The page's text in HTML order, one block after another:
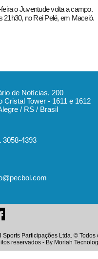
o Juventude volta a campo.
21h30, no Rei Pelé, em Maceió.
de Notícias, 200
Cristal Tower - 1611 e 1612
/ RS / Brasil
3058-4393
Sports Participações Ltda. © Todos
reservados - By Moriah